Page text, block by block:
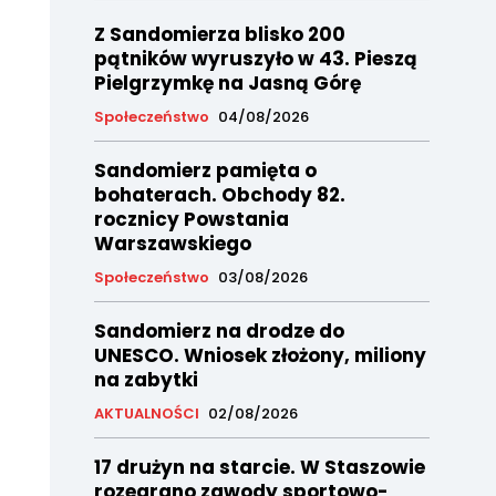
Z Sandomierza blisko 200
pątników wyruszyło w 43. Pieszą
Pielgrzymkę na Jasną Górę
Społeczeństwo 04/08/2026
Sandomierz pamięta o
bohaterach. Obchody 82.
rocznicy Powstania
Warszawskiego
Społeczeństwo 03/08/2026
Sandomierz na drodze do
UNESCO. Wniosek złożony, miliony
na zabytki
AKTUALNOŚCI 02/08/2026
17 drużyn na starcie. W Staszowie